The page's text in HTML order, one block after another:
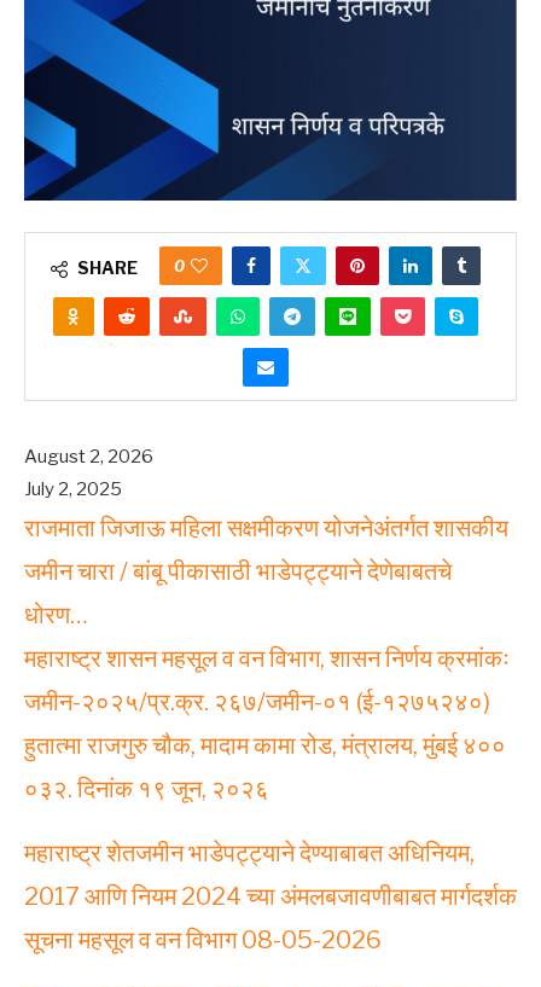
SHARE 0
August 2, 2026
July 2, 2025
राजमाता जिजाऊ महिला सक्षमीकरण योजनेअंतर्गत शासकीय
जमीन चारा / बांबू पीकासाठी भाडेपट्ट्याने देणेबाबतचे
धोरण…
महाराष्ट्र शासन महसूल व वन विभाग, शासन निर्णय क्रमांकः
जमीन-२०२५/प्र.क्र. २६७/जमीन-०१ (ई-१२७५२४०)
हुतात्मा राजगुरु चौक, मादाम कामा रोड, मंत्रालय, मुंबई ४००
०३२. दिनांक १९ जून, २०२६
महाराष्ट्र शेतजमीन भाडेपट्ट्याने देण्याबाबत अधिनियम,
2017 आणि नियम 2024 च्या अंमलबजावणीबाबत मार्गदर्शक
सूचना महसूल व वन विभाग 08-05-2026